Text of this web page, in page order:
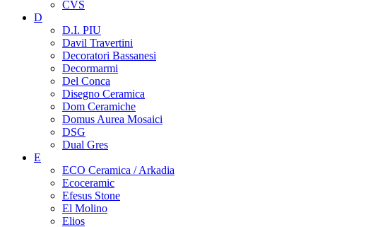
CVS
D
D.I. PIU
Davil Travertini
Decoratori Bassanesi
Decormarmi
Del Conca
Disegno Ceramica
Dom Ceramiche
Domus Aurea Mosaici
DSG
Dual Gres
E
ECO Ceramica / Arkadia
Ecoceramic
Efesus Stone
El Molino
Elios